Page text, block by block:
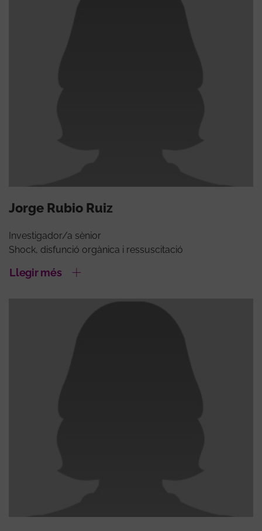
Jorge Rubio Ruiz
Investigador/a sènior
Shock, disfunció orgànica i ressuscitació
Llegir més